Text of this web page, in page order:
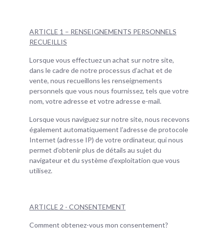
ARTICLE 1 – RENSEIGNEMENTS PERSONNELS
RECUEILLIS
Lorsque vous effectuez un achat sur notre site,
dans le cadre de notre processus d’achat et de
vente, nous recueillons les renseignements
personnels que vous nous fournissez, tels que votre
nom, votre adresse et votre adresse e-mail.
Lorsque vous naviguez sur notre site, nous recevons
également automatiquement l’adresse de protocole
Internet (adresse IP) de votre ordinateur, qui nous
permet d’obtenir plus de détails au sujet du
navigateur et du système d’exploitation que vous
utilisez.
ARTICLE 2 - CONSENTEMENT
Comment obtenez-vous mon consentement?